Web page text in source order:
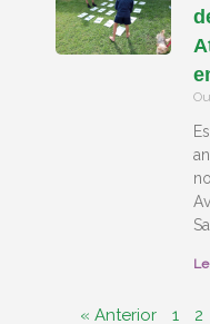
« Anterior 1 2